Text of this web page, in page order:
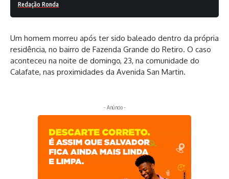
Redação Ronda
Um homem morreu após ter sido baleado dentro da própria
residência, no bairro de Fazenda Grande do Retiro. O caso
aconteceu na noite de domingo, 23, na comunidade do
Calafate, nas proximidades da Avenida San Martin.
- Anúncio -